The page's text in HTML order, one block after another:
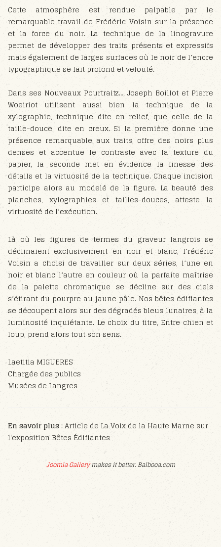
Cette atmosphère est rendue palpable par le
remarquable travail de Frédéric Voisin sur la présence
et la force du noir. La technique de la linogravure
permet de développer des traits présents et expressifs
mais également de larges surfaces où le noir de l’encre
typographique se fait profond et velouté.
Dans ses Nouveaux Pourtraitz…, Joseph Boillot et Pierre
Woeiriot utilisent aussi bien la technique de la
xylographie, technique dite en relief, que celle de la
taille-douce, dite en creux. Si la première donne une
présence remarquable aux traits, offre des noirs plus
denses et accentue le contraste avec la texture du
papier, la seconde met en évidence la finesse des
détails et la virtuosité de la technique. Chaque incision
participe alors au modelé de la figure. La beauté des
planches, xylographies et tailles-douces, atteste la
virtuosité de l’exécution.
Là où les figures de termes du graveur langrois se
déclinaient exclusivement en noir et blanc, Frédéric
Voisin a choisi de travailler sur deux séries, l’une en
noir et blanc l’autre en couleur où la parfaite maîtrise
de la palette chromatique se décline sur des ciels
s’étirant du pourpre au jaune pâle. Nos bêtes édifiantes
se découpent alors sur des dégradés bleus lunaires, à la
luminosité inquiétante. Le choix du titre, Entre chien et
loup, prend alors tout son sens.
Laetitia MIGUERES
Chargée des publics
Musées de Langres
En savoir plus : Article de La Voix de la Haute Marne sur
l'exposition Bêtes Édifiantes
Joomla Gallerymakes it better. Balbooa.com